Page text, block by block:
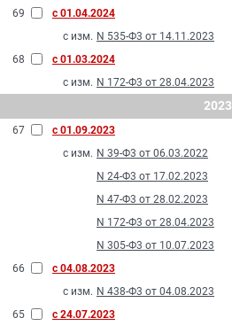
69
с 01.04.2024
с изм. N 535-Ф3 от 14.11.2023
68
с 01.03.2024
с изм. N 172-Ф3 от 28.04.2023
2023
67
с 01.09.2023
с изм. N 39-Ф3 от 06.03.2022
N 24-Ф3 от 17.02.2023
N 47-Ф3 от 28.02.2023
N 172-Ф3 от 28.04.2023
N 305-Ф3 от 10.07.2023
66
с 04.08.2023
с изм. N 438-Ф3 от 04.08.2023
65
с 24.07.2023